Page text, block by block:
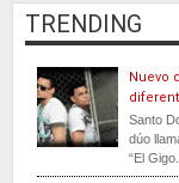
TRENDING
Nuevo
Santo
dúo
“El Gigo...